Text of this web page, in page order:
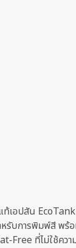
เอปสัน
หรับการพิมพ์สี พ
Free ที่ไม่ใช้ค